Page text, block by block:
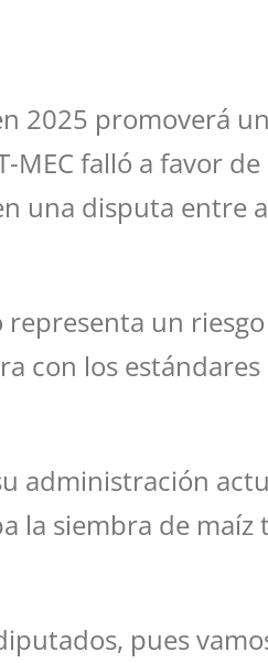
2025 promoverá
falló a favor
una disputa entre
un
con los
administración
la siembra de maíz
pues